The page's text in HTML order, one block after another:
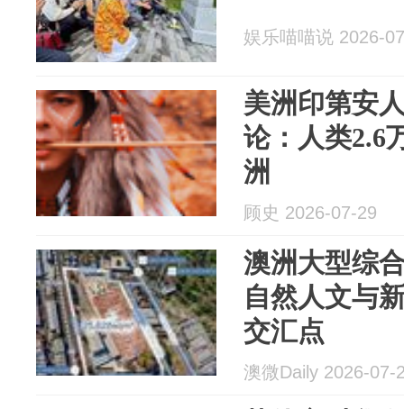
娱乐喵喵说 2026-
美洲印第安
论：人类2.6
洲
顾史 2026-07-29
澳洲大型综
自然人文与
交汇点
澳微Daily 2026-07-